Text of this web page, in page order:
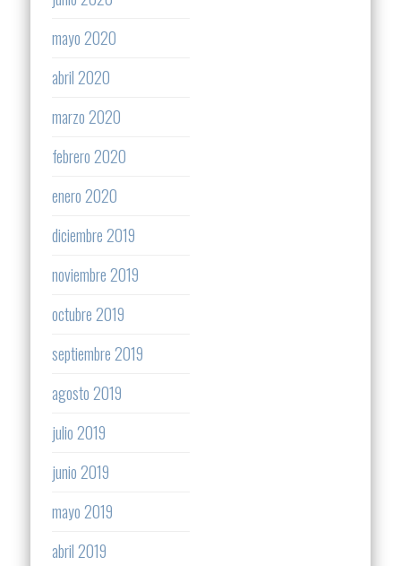
mayo 2020
abril 2020
marzo 2020
febrero 2020
enero 2020
diciembre 2019
noviembre 2019
octubre 2019
septiembre 2019
agosto 2019
julio 2019
junio 2019
mayo 2019
abril 2019